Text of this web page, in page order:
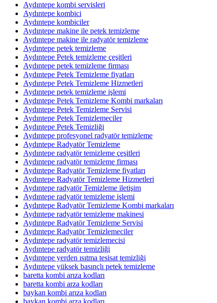
Aydıntepe kombi servisleri
Aydıntepe kombici
Aydıntepe kombiciler
Aydıntepe makine ile petek temizleme
Aydıntepe makine ile radyatör temizleme
Aydıntepe petek temizleme
Aydıntepe Petek temizleme çeşitleri
Aydıntepe petek temizleme firması
Aydıntepe Petek Temizleme fiyatları
Aydıntepe Petek Temizleme Hizmetleri
Aydıntepe petek temizleme işlemi
Aydıntepe Petek Temizleme Kombi markaları
Aydıntepe Petek Temizleme Servisi
Aydıntepe Petek Temizlemeciler
Aydıntepe Petek Temizliği
Aydıntepe profesyonel radyatör temizleme
Aydıntepe Radyatör Temizleme
Aydıntepe radyatör temizleme çeşitleri
Aydıntepe radyatör temizleme firması
Aydıntepe Radyatör Temizleme fiyatları
Aydıntepe Radyatör Temizleme Hizmetleri
Aydıntepe radyatör Temizleme iletişim
Aydıntepe radyatör temizleme işlemi
Aydıntepe Radyatör Temizleme Kombi markaları
Aydıntepe radyatör temizleme makinesi
Aydıntepe Radyatör Temizleme Servisi
Aydıntepe Radyatör Temizlemeciler
Aydıntepe radyatör temizlemecisi
Aydıntepe radyatör temizliği
Aydıntepe yerden ısıtma tesisat temizliği
Aydıntepe yüksek basınçlı petek temizleme
baretta kombi arıza kodları
baretta kombi arza kodları
baykan kombi arıza kodları
baykan kombi arza kodları